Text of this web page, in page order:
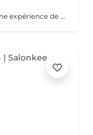
Notre massage d'1 heure est conçu pour une expérience de bien-être complète. Au cours de cette séance, différentes parties du corps sont régulièrement reliées par de grands mouvements qui vont des épaules aux pieds. Cette approche holistique mène à l'unification du corps et de l'esprit, vous permettant de vous détendre profondément et de retrouver votre équilibre intérieur. Laissez-vous emporter par cette expérience de massage d'1 heure, où chaque mouvement est soigneusement orchestré pour favoriser la relaxation, la détente musculaire et la revitalisation. Un véritable voyage sensoriel vous attend, vous aidant à oublier le stress quotidien et à vous ressourcer pleinement. Réservez dès maintenant votre séance d'1 heure et offrez-vous un moment de pur bien-être. Note : Ce massage d'1 heure peut être personnalisé en fonction de vos besoins et préférences, que ce soit pour cibler des zones spécifiques ou pour vous offrir une relaxation complète. Pour plus d'informations et pour réserver votre séance, contactez-nous ou réservez dès maintenant. Idéal également comme idée cadeau originale, pour surprendre et faire plaisir. Pour en savoir plus et découvrir l'ensemble de nos prestations, cliquez ici : https://www.oxyzen.lu Déconseillé aux femmes enceintes. Nous sommes impatients de vous accueillir pour une expérience de massage exceptionnelle chez OXYZEN. Avertissement : Nos soins sont dédiés au bien-être et à la relaxation. Ils ne remplacent pas un suivi médical et ne relèvent pas de la kinésithérapie.